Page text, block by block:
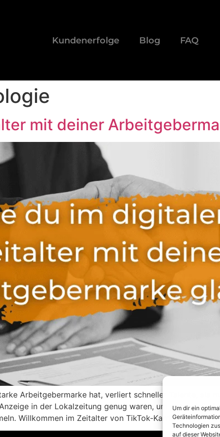
Um dir ein
Technologien
auf dieser
Kundenerfolge Blog FAQ
mit deiner
Arbeitgebermarke hat, verliert schneller Talente, als
in der Lokalzeitung genug waren, um potenzielle
Willkommen im Zeitalter von TikTok-Karriereseiten,